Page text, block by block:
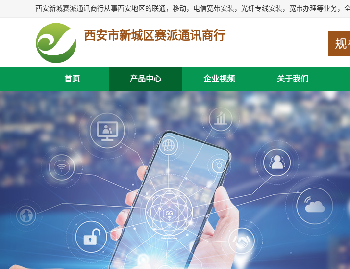
西安市新城区赛派通讯商行
首页 产品中心 企业视频 关于我们